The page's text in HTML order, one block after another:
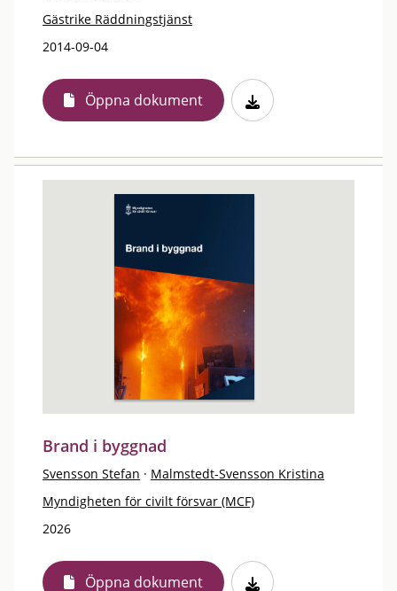
Gästrike Räddningstjänst
2014-09-04
Öppna dokument
Brand i byggnad
Svensson Stefan · Malmstedt-Svensson Kristina
Myndigheten för civilt försvar (MCF)
2026
Öppna dokument